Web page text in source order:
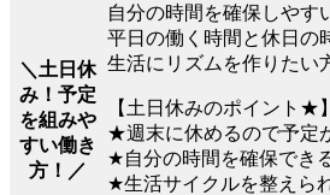
＼土日休
み！予定
を組みや
すい働き
方！／
自分の時間を確保しやす
平日の働く時間と休日の
生活にリズムを作りたい
【土日休みのポイント★】
★週末に休めるので予定
★自分の時間を確保でき
★生活サイクルを整えら